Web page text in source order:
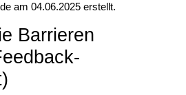
am 04.06.2025 erstellt.
Barrieren